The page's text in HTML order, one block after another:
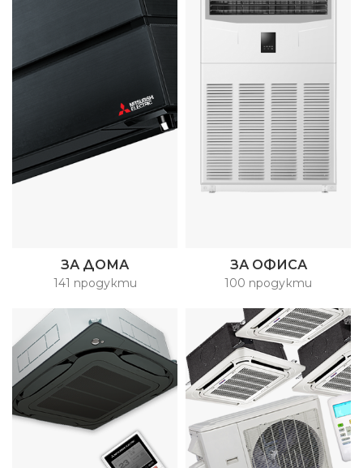
ЗА ДОМА
141 продукти
ЗА ОФИСА
100 продукти